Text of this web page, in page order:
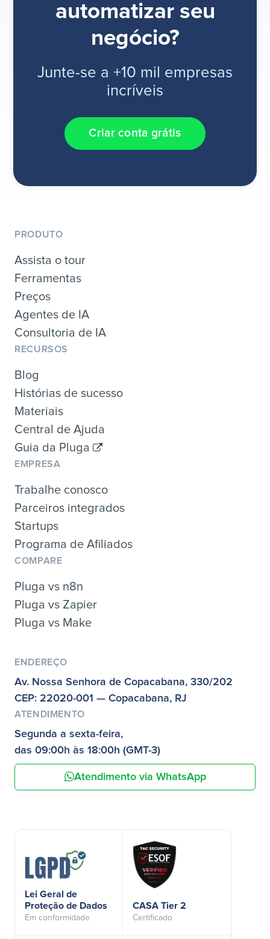
automatizar seu
negócio?
Junte-se a +10 mil empresas
incríveis
Criar conta grátis
PRODUTO
Assista o tour
Ferramentas
Preços
Agentes de IA
Consultoria de IA
RECURSOS
Blog
Histórias de sucesso
Materiais
Central de Ajuda
Guia da Pluga
EMPRESA
Trabalhe conosco
Parceiros integrados
Startups
Programa de Afiliados
COMPARE
Pluga vs n8n
Pluga vs Zapier
Pluga vs Make
ENDEREÇO
Av. Nossa Senhora de Copacabana, 330/202
CEP: 22020-001 — Copacabana, RJ
ATENDIMENTO
Segunda a sexta-feira,
das 09:00h às 18:00h (GMT-3)
Atendimento via WhatsApp
Lei Geral de
Proteção de Dados
Em conformidade
CASA Tier 2
Certificado